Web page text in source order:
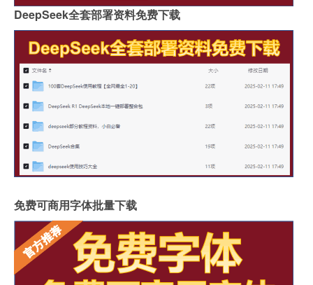
DeepSeek全套部署资料免费下载
免费可商用字体批量下载